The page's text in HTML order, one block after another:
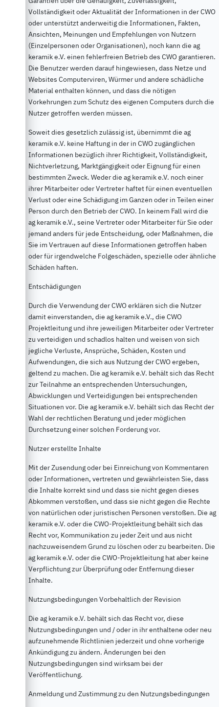
Vollständigkeit oder Aktualität der Informationen in der CWO
oder unterstützt anderweitig die Informationen, Fakten,
Ansichten, Meinungen und Empfehlungen von Nutzern
(Einzelpersonen oder Organisationen), noch kann die ag
keramik e.V. einen fehlerfreien Betrieb des CWO garantieren.
Die Benutzer werden darauf hingewiesen, dass Netze und
Websites Computerviren, Würmer und andere schädliche
Material enthalten können, und dass die nötigen
Vorkehrungen zum Schutz des eigenen Computers durch die
Nutzer getroffen werden müssen.
Soweit dies gesetzlich zulässig ist, übernimmt die ag
keramik e.V. keine Haftung in der in CWO zugänglichen
Informationen bezüglich ihrer Richtigkeit, Vollständigkeit,
Nichtverletzung, Marktgängigkeit oder Eignung für einen
bestimmten Zweck. Weder die ag keramik e.V. noch einer
ihrer Mitarbeiter oder Vertreter haftet für einen eventuellen
Verlust oder eine Schädigung im Ganzen oder in Teilen einer
Person durch den Betrieb der CWO. In keinem Fall wird die
ag keramik e.V., seine Vertreter oder Mitarbeiter für Sie oder
jemand anders für jede Entscheidung, oder Maßnahmen, die
Sie im Vertrauen auf diese Informationen getroffen haben
oder für irgendwelche Folgeschäden, spezielle oder ähnliche
Schäden haften.
Entschädigungen
Durch die Verwendung der CWO erklären sich die Nutzer
damit einverstanden, die ag keramik e.V., die CWO
Projektleitung und ihre jeweiligen Mitarbeiter oder Vertreter
zu verteidigen und schadlos halten und weisen von sich
jegliche Verluste, Ansprüche, Schäden, Kosten und
Aufwendungen, die sich aus Nutzung der CWO ergeben,
geltend zu machen. Die ag keramik e.V. behält sich das Recht
zur Teilnahme an entsprechenden Untersuchungen,
Abwicklungen und Verteidigungen bei entsprechenden
Situationen vor. Die ag keramik e.V. behält sich das Recht der
Wahl der rechtlichen Beratung und jeder möglichen
Durchsetzung einer solchen Forderung vor.
Nutzer erstellte Inhalte
Mit der Zusendung oder bei Einreichung von Kommentaren
oder Informationen, vertreten und gewährleisten Sie, dass
die Inhalte korrekt sind und dass sie nicht gegen dieses
Abkommen verstoßen, und dass sie nicht gegen die Rechte
von natürlichen oder juristischen Personen verstoßen. Die ag
keramik e.V. oder die CWO-Projektleitung behält sich das
Recht vor, Kommunikation zu jeder Zeit und aus nicht
nachzuweisendem Grund zu löschen oder zu bearbeiten. Die
ag keramik e.V. oder die CWO-Projektleitung hat aber keine
Verpflichtung zur Überprüfung oder Entfernung dieser
Inhalte.
Nutzungsbedingungen Vorbehaltlich der Revision
Die ag keramik e.V. behält sich das Recht vor, diese
Nutzungsbedingungen und / oder in ihr enthaltene oder neu
aufzunehmende Richtlinien jederzeit und ohne vorherige
Ankündigung zu ändern. Änderungen bei den
Nutzungsbedingungen sind wirksam bei der
Veröffentlichung.
Anmeldung und Zustimmung zu den Nutzungsbedingungen